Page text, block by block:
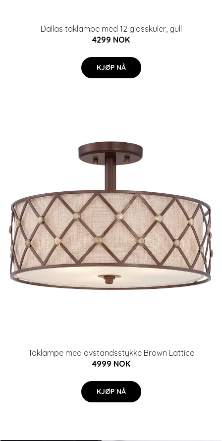
Dallas taklampe med 12 glasskuler, gull
4299 NOK
KJØP NÅ
Taklampe med avstandsstykke Brown Lattice
4999 NOK
KJØP NÅ